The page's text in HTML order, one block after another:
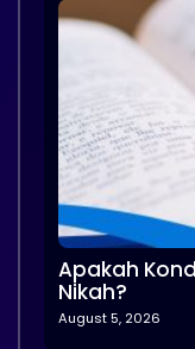
Apakah
Nikah?
August 5, 2026